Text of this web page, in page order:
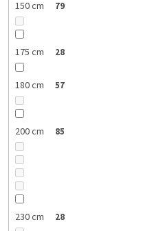
150 cm 79
175 cm 28
180 cm 57
200 cm 85
230 cm 28